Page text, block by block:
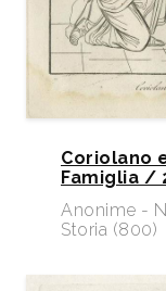
Coriolano
Famiglia /
Anonime -
Storia (800)